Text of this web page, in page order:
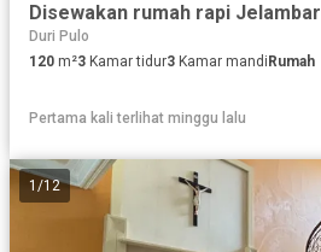
Disewakan rumah rapi Jelambar
Duri Pulo
120 m²3 Kamar tidur3 Kamar mandiRumah
Pertama kali terlihat minggu lalu
1 /12